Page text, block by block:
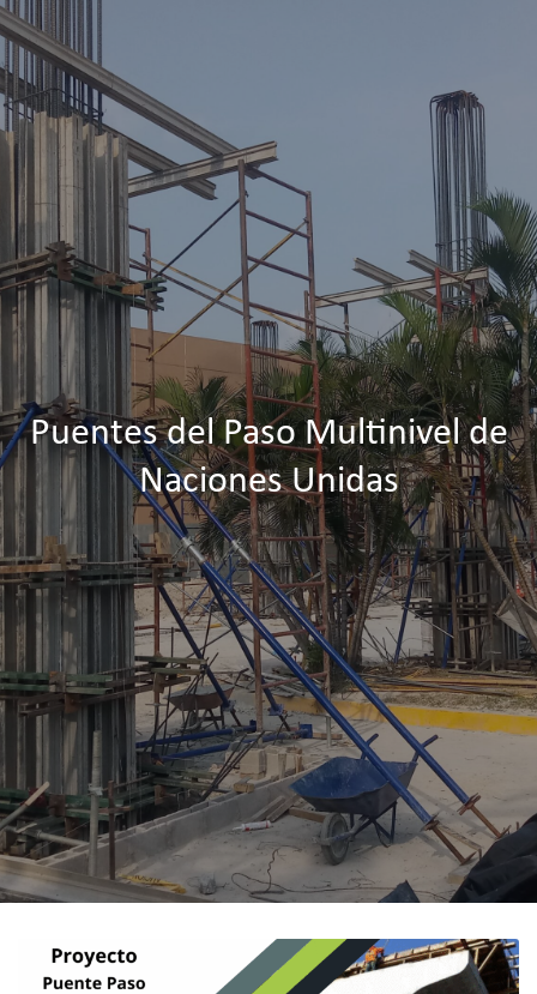
Puentes del Paso Multinivel de
Naciones Unidas